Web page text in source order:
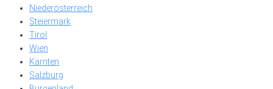
Niederösterreich
Steiermark
Tirol
Wien
Kärnten
Salzburg